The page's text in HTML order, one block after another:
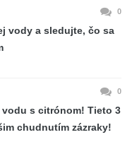
0
vody a sledujte, čo sa
0
s citrónom! Tieto 3
chudnutím zázraky!